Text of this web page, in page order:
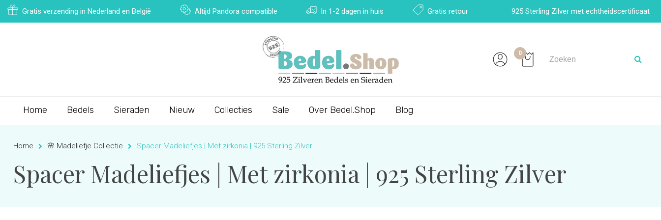
Gratis verzending in Nederland en België Altijd Pandora compatible In 1-2 dagen in huis Gratis retour 925 Sterling Zilver met echtheidscertificaat
0
Home Bedels Sieraden Nieuw Collecties Sale Over Bedel.Shop Blog
Home 🌸 Madeliefje Collectie Spacer Madeliefjes | Met zirkonia | 925 Sterling Zilver
Spacer Madeliefjes | Met zirkonia | 925 Sterling Zilver